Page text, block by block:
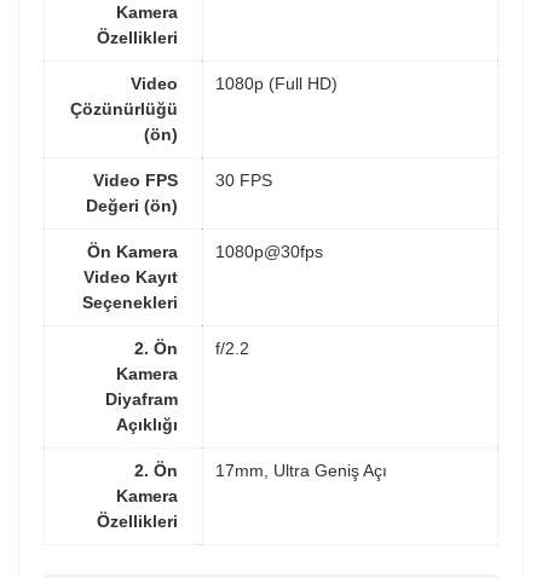
Kamera
Özellikleri
Video
Çözünürlüğü
(ön)
1080p (Full HD)
Video FPS
Değeri (ön)
30 FPS
Ön Kamera
Video Kayıt
Seçenekleri
1080p@30fps
2. Ön
Kamera
Diyafram
Açıklığı
f/2.2
2. Ön
Kamera
Özellikleri
17mm, Ultra Geniş Açı